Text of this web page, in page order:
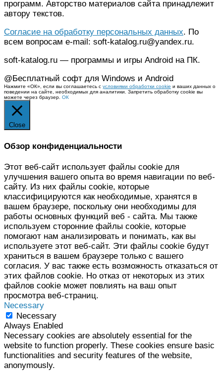
программ. Авторство материалов сайта принадлежит
автору текстов.
Согласие на обработку персональных данных. По
всем вопросам e-mail: soft-katalog.ru@yandex.ru.
soft-katalog.ru — программы и игры Android на ПК.
@Бесплатный софт для Windows и Android
Нажмите «ОК», если вы соглашаетесь с условиями обработки cookie и ваших данных о
поведении на сайте, необходимых для аналитики. Запретить обработку cookie вы
можете через браузер. ОК
Close
Обзор конфиденциальности
Этот веб-сайт использует файлы cookie для
улучшения вашего опыта во время навигации по веб-
сайту. Из них файлы cookie, которые
классифицируются как необходимые, хранятся в
вашем браузере, поскольку они необходимы для
работы основных функций веб - сайта. Мы также
используем сторонние файлы cookie, которые
помогают нам анализировать и понимать, как вы
используете этот веб-сайт. Эти файлы cookie будут
храниться в вашем браузере только с вашего
согласия. У вас также есть возможность отказаться от
этих файлов cookie. Но отказ от некоторых из этих
файлов cookie может повлиять на ваш опыт
просмотра веб-страниц.
Necessary
Necessary
Always Enabled
Necessary cookies are absolutely essential for the
website to function properly. These cookies ensure basic
functionalities and security features of the website,
anonymously.